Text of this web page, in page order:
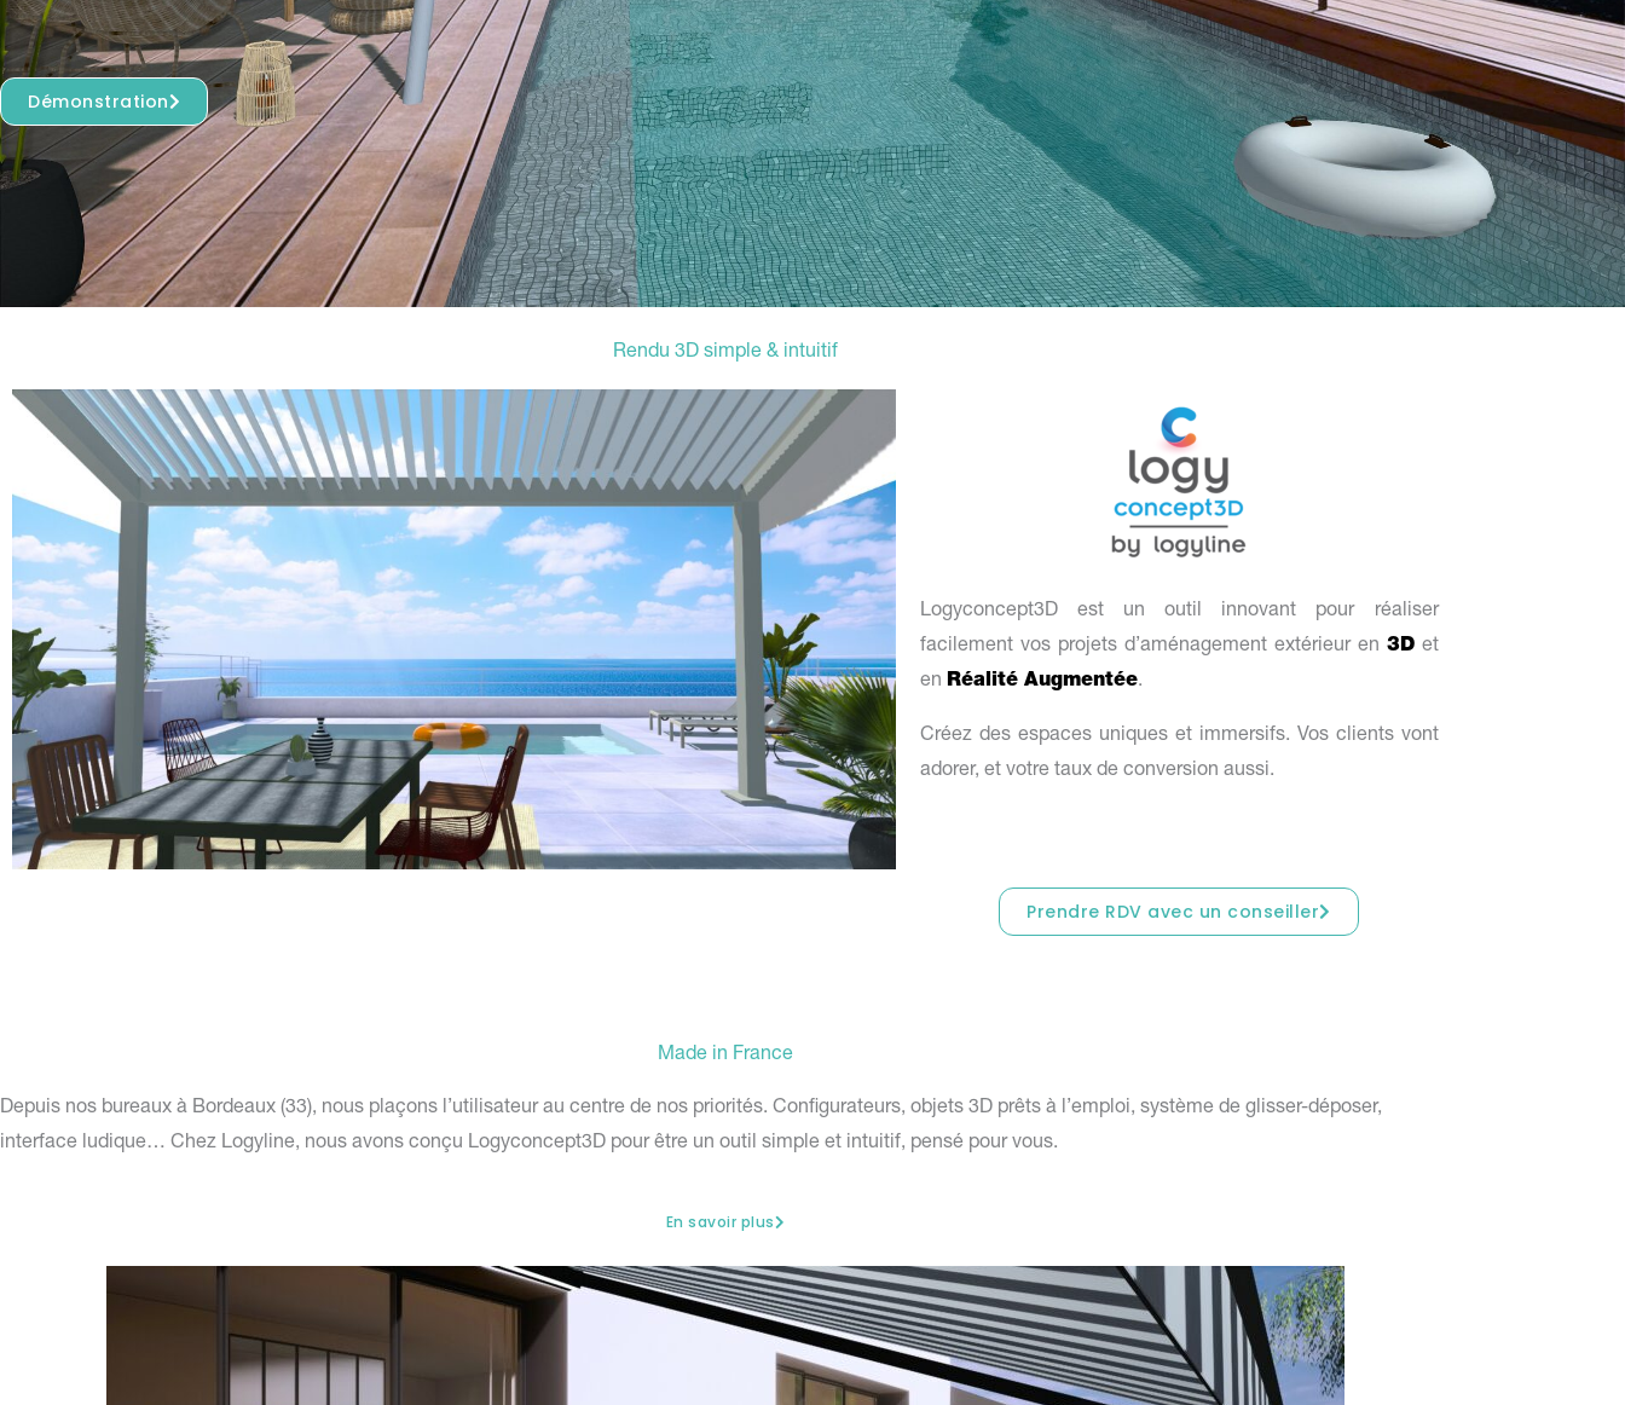
Démonstration
Rendu 3D simple & intuitif
Logyconcept3D est un outil innovant pour réaliser
facilement vos projets d’aménagement extérieur en 3D et
en Réalité Augmentée.
Créez des espaces uniques et immersifs. Vos clients vont
adorer, et votre taux de conversion aussi.
Prendre RDV avec un conseiller
Made in France
Depuis nos bureaux à Bordeaux (33), nous plaçons l’utilisateur au centre de nos priorités. Configurateurs, objets 3D prêts à l’emploi, système de glisser-déposer,
interface ludique… Chez Logyline, nous avons conçu Logyconcept3D pour être un outil simple et intuitif, pensé pour vous.
En savoir plus